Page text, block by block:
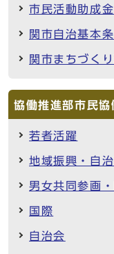
市民活動助成金
関市自治基本
関市まちづく
協働推進部市民協
若者活躍
地域振興・自
男女共同参画
国際
自治会